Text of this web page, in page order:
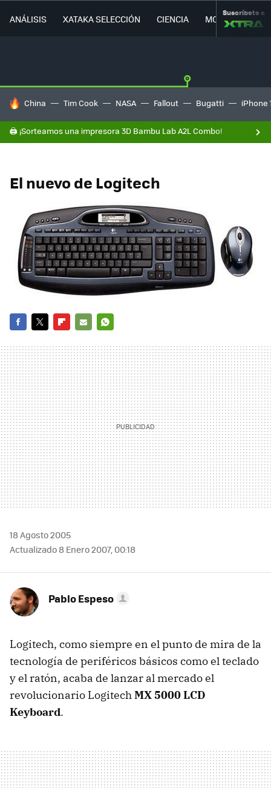
ANÁLISIS XATAKA SELECCIÓN CIENCIA MOVILIDAD
Suscríbete a
HOY SE HABLA DE
China Tim Cook NASA Fallout Bugatti iPhone
🖨️ ¡Sorteamos una impresora 3D Bambu Lab A2L Combo!
El nuevo de Logitech
MAIL
18 Agosto 2005
Actualizado 8 Enero 2007, 00:18
Pablo Espeso
Logitech, como siempre en el punto de mira de la
tecnología de periféricos básicos como el teclado
y el ratón, acaba de lanzar al mercado el
revolucionario LogitechMX 5000 LCD
Keyboard.